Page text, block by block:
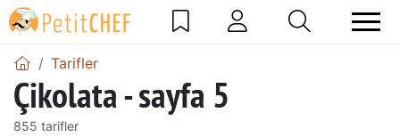
Tarifler
Çikolata - sayfa 5
855 tarifler